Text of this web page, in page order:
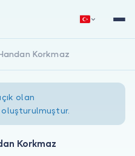
Giriş Yap
Korkmaz
olan
Korkmaz